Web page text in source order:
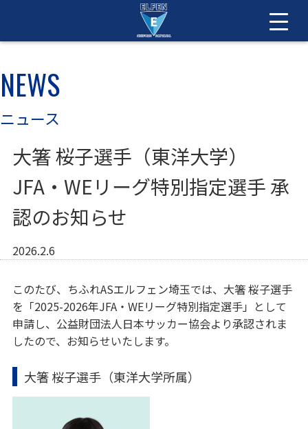
NEWS
ニュース
大箸 桜子選手（東洋大学）
JFA・WEリーグ特別指定選手 承
認のお知らせ
2026.2.6
このたび、ちふれASエルフェン埼玉では、大箸 桜子選手
を「2025-2026年JFA・WEリーグ特別指定選手」として
申請し、公益財団法人日本サッカー協会より承認されま
したので、お知らせいたします。
大箸 桜子選手（東洋大学所属）